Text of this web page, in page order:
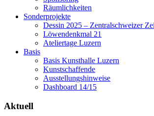
Räumlichkeiten
Sonderprojekte
Dessin 2025 – Zentralschweizer
Löwendenkmal 21
Ateliertage Luzern
Basis
Basis Kunsthalle Luzern
Kunstschaffende
Ausstellungshinweise
Dashboard 14/15
Aktuell